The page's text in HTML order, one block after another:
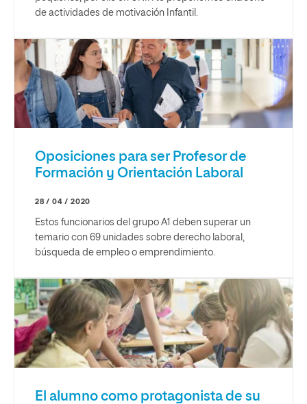
de actividades de motivación Infantil.
Oposiciones para ser Profesor de
Formación y Orientación Laboral
28 / 04 / 2020
Estos funcionarios del grupo A1 deben superar un
temario con 69 unidades sobre derecho laboral,
búsqueda de empleo o emprendimiento.
El alumno como protagonista de su